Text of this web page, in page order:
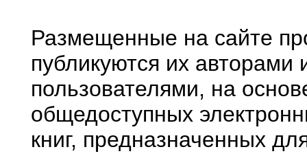
Размещенные на сайте
публикуются их авторами
пользователями, на
общедоступных
книг, предназначенных